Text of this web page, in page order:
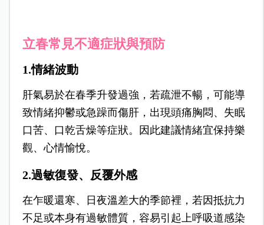
立春常見不適症狀與預防
1.情緒波動
肝氣易於在春季升發過強，若疏泄不暢，可能導
致情緒抑鬱或急躁而傷肝，出現頭痛胸悶、失眠
口苦、口乾舌燥等症狀。因此建議情緒宜保持樂
觀、心情愉悅。
2.過敏復發、反覆外感
在乍暖還寒、日夜溫差大的季節裡，若因抵抗力
不足或本身有過敏體質，容易引起上呼吸道感染